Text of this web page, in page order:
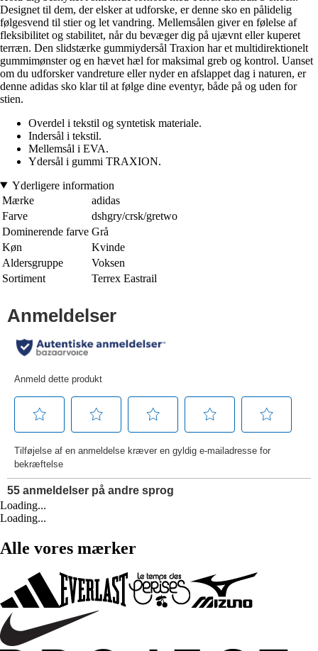
Designet til dem, der elsker at udforske, er denne sko en pålidelig
følgesvend til stier og let vandring. Mellemsålen giver en følelse af
fleksibilitet og stabilitet, når du bevæger dig på ujævnt eller kuperet
terræn. Den slidstærke gummiydersål Traxion har et multidirektionelt
gummimønster og en hævet hæl for maksimal greb og kontrol. Uanset
om du udforsker vandreture eller nyder en afslappet dag i naturen, er
denne adidas sko klar til at følge dine eventyr, både på og uden for
stien.
Overdel i tekstil og syntetisk materiale.
Indersål i tekstil.
Mellemsål i EVA.
Ydersål i gummi TRAXION.
Yderligere information
Mærke
adidas
Farve
dshgry/crsk/gretwo
Dominerende farve Grå
Køn
Kvinde
Aldersgruppe
Voksen
Sortiment
Terrex Eastrail
Loading...
Loading...
Alle vores mærker